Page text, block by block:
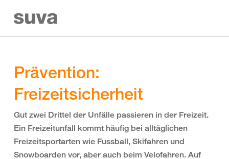
Prävention:
Freizeitsicherheit
Gut zwei Drittel der Unfälle passieren in der Freizeit.
Ein Freizeitunfall kommt häufig bei alltäglichen
Freizeitsportarten wie Fussball, Skifahren und
Snowboarden vor, aber auch beim Velofahren. Auf